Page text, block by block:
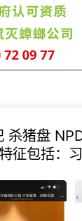
杀猪盘
征包括：习